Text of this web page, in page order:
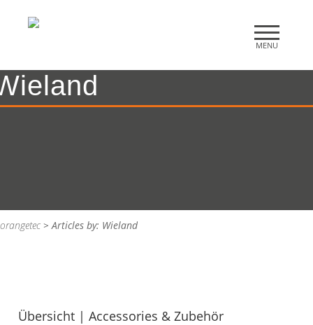
orangetec >Articles by: Wieland
Übersicht | Accessories & Zubehör